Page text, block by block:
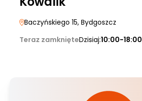
Baczyńskiego 15, Bydgoszcz
Teraz zamknięteDzisiaj:10:00-18:00